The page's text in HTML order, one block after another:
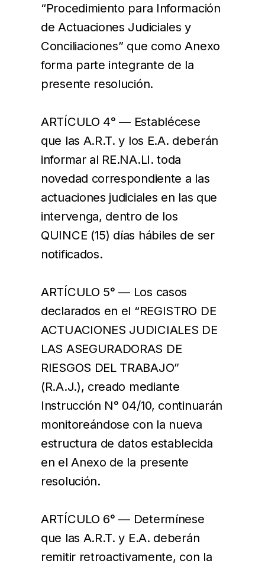
“Procedimiento para Información
de Actuaciones Judiciales y
Conciliaciones” que como Anexo
forma parte integrante de la
presente resolución.
ARTÍCULO 4° — Establécese
que las A.R.T. y los E.A. deberán
informar al RE.NA.LI. toda
novedad correspondiente a las
actuaciones judiciales en las que
intervenga, dentro de los
QUINCE (15) días hábiles de ser
notificados.
ARTÍCULO 5° — Los casos
declarados en el “REGISTRO DE
ACTUACIONES JUDICIALES DE
LAS ASEGURADORAS DE
RIESGOS DEL TRABAJO”
(R.A.J.), creado mediante
Instrucción N° 04/10, continuarán
monitoreándose con la nueva
estructura de datos establecida
en el Anexo de la presente
resolución.
ARTÍCULO 6° — Determínese
que las A.R.T. y E.A. deberán
remitir retroactivamente, con la